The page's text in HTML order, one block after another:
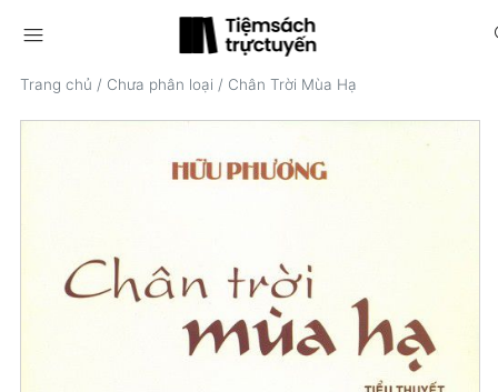
menu
Trang chủ / Chưa phân loại / Chân Trời Mùa Hạ